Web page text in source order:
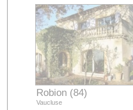
Robion (84)
Vaucluse